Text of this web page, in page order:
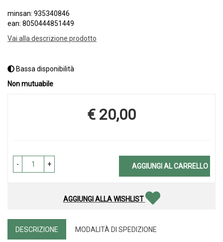
minsan: 935340846
ean: 8050444851449
Vai alla descrizione prodotto
Bassa disponibilità
Non mutuabile
Prezzo
€ 20,00
- + AGGIUNGI AL CARRELLO
AGGIUNGI ALLA WISHLIST
DESCRIZIONE MODALITÀ DI SPEDIZIONE